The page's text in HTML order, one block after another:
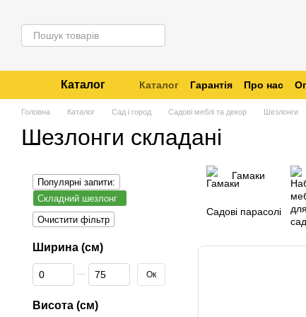
Каталог Каталог Гарантія Про нас
Відслідкувати замовлення
Головна Каталог Сад і город Садові меблі та декор Шезлонги
Шезлонги складані
Гамаки
Садові парасолі
Популярні запити:
Складний шезлонг
Очистити фільтр
Ширина (см)
Від Ширина (см)
До Ширина (см) Ок
Висота (см)